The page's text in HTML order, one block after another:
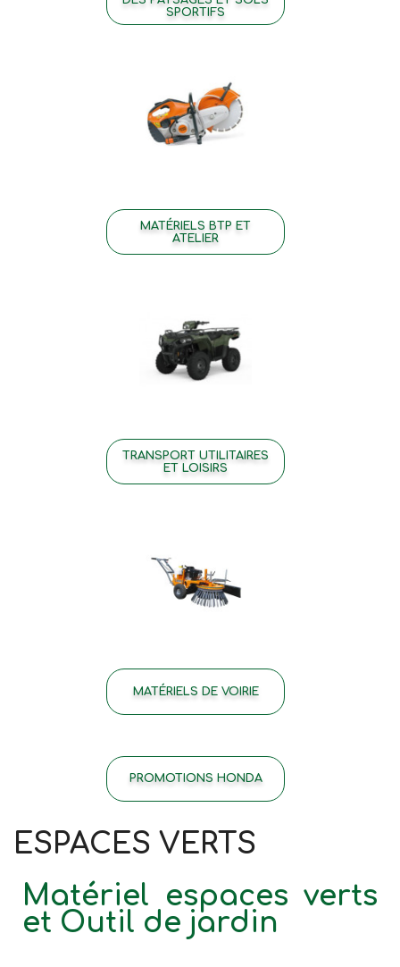
SPORTIFS
MATÉRIELS BTP ET
ATELIER
TRANSPORT UTILITAIRES
ET LOISIRS
MATÉRIELS DE VOIRIE
PROMOTIONS HONDA
ESPACES VERTS
Matériel espaces verts
et Outil de jardin